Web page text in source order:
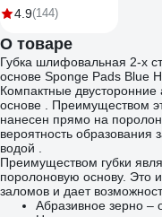
светлое стандарт,
4.9(144)
О товаре
Губка шлифовальная 2-х
основе Sponge Pads Blue
Компактные
основе . Преимуществом
нанесен прямо на
вероятность образования
водой .
Преимуществом губки
поролоновую основу. Это
заломов и дает
Абразивное зерно –